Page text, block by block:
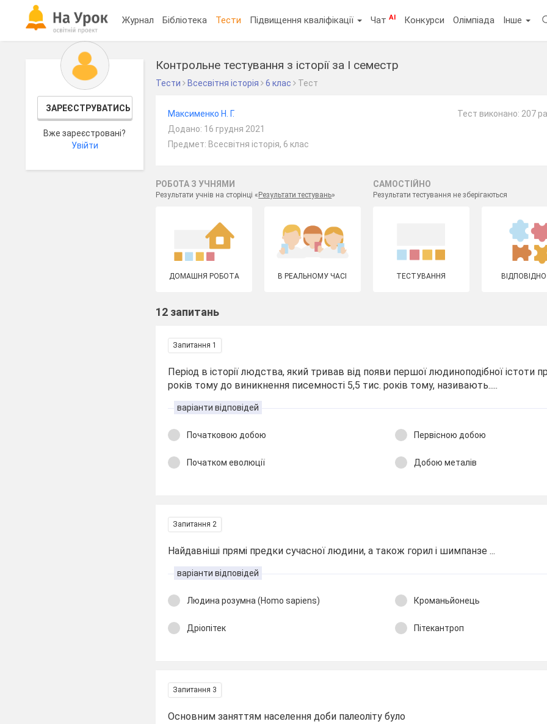
Журнал Бібліотека Тести Підвищення кваліфікації ЧатAI Конкурси Олімпіада Інше
ЗАРЕЄСТРУВАТИСЬ
Вже зареєстровані?
Увійти
Контрольне тестування з історії за І семестр
Тести Всесвітня історія 6 клас Тест
Максименко Н. Г.
Додано: 16 грудня 2021
Предмет: Всесвітня історія, 6 клас
Тест виконано: 207
РОБОТА З УЧНЯМИ
Результати учнів на сторінці « Результати тестувань»
САМОСТІЙНО
Результати тестування не зберігаються
ДОМАШНЯ РОБОТА В РЕАЛЬНОМУ ЧАСІ ТЕСТУВАННЯ
12 запитань
Запитання 1
Період в історії людства, який тривав від появи першої людиноподібної істоти
років тому до виникнення писемності 5,5 тис. років тому, називають.....
варіанти відповідей
Початковою добою Первісною добою
Початком еволюції Добою металів
Запитання 2
Найдавніші прямі предки сучасної людини, а також горил і шимпанзе ...
варіанти відповідей
Людина розумна (Homo sapiens) Кроманьйонець
Дріопітек Пітекантроп
Запитання 3
Основним заняттям населення доби палеоліту було